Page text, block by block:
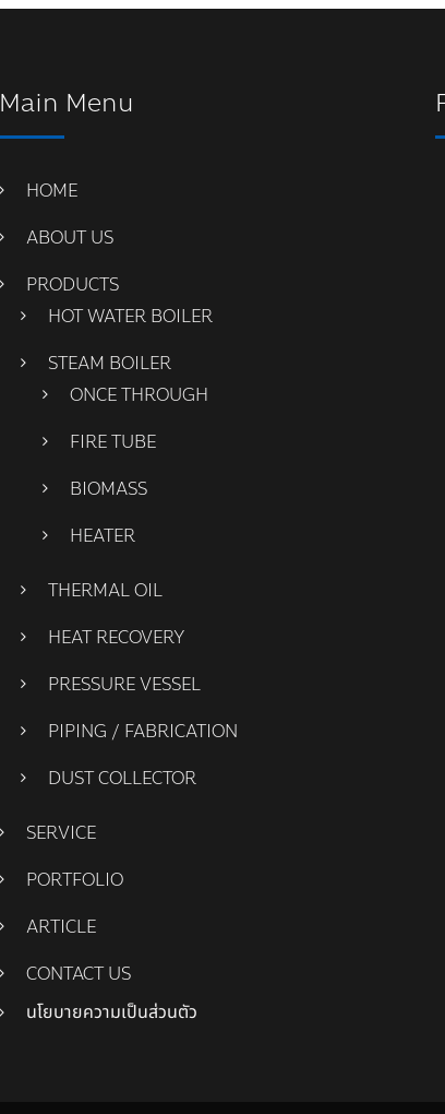
Main Menu
HOME
ABOUT US
PRODUCTS
HOT WATER BOILER
STEAM BOILER
ONCE THROUGH
FIRE TUBE
BIOMASS
HEATER
THERMAL OIL
HEAT RECOVERY
PRESSURE VESSEL
PIPING / FABRICATION
DUST COLLECTOR
SERVICE
PORTFOLIO
ARTICLE
CONTACT US
นโยบายความเป็นส่วนตัว